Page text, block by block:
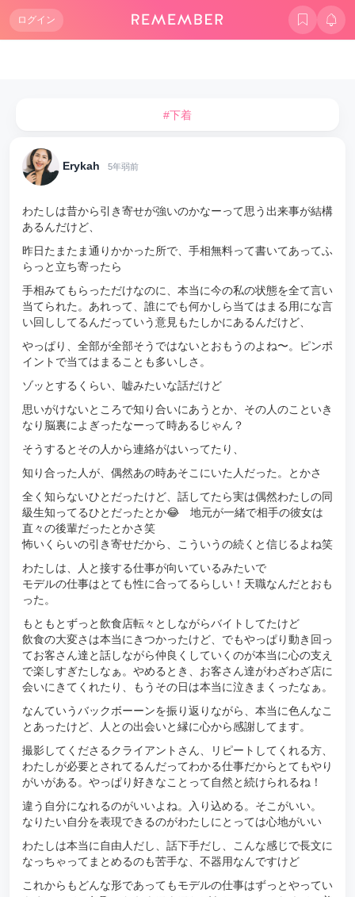
ログイン
#下着
Erykah 5年弱前
わたしは昔から引き寄せが強いのかなーって思う出来事が結構
あるんだけど、
昨日たまたま通りかかった所で、手相無料って書いてあってふ
らっと立ち寄ったら
手相みてもらっただけなのに、本当に今の私の状態を全て言い
当てられた。あれって、誰にでも何かしら当てはまる用にな言
い回ししてるんだっていう意見もたしかにあるんだけど、
やっぱり、全部が全部そうではないとおもうのよね〜。ピンポ
イントで当てはまることも多いしさ。
ゾッとするくらい、嘘みたいな話だけど
思いがけないところで知り合いにあうとか、その人のこといき
なり脳裏によぎったなーって時あるじゃん？
そうするとその人から連絡がはいってたり、
知り合った人が、偶然あの時あそこにいた人だった。とかさ
全く知らないひとだったけど、話してたら実は偶然わたしの同
級生知ってるひとだったとか😂 地元が一緒で相手の彼女は
直々の後輩だったとかさ笑
怖いくらいの引き寄せだから、こういうの続くと信じるよね笑
わたしは、人と接する仕事が向いているみたいで
モデルの仕事はとても性に合ってるらしい！天職なんだとおも
った。
もともとずっと飲食店転々としながらバイトしてたけど
飲食の大変さは本当にきつかったけど、でもやっぱり動き回っ
てお客さん達と話しながら仲良くしていくのが本当に心の支え
で楽しすぎたしなぁ。やめるとき、お客さん達がわざわざ店に
会いにきてくれたり、もうその日は本当に泣きまくったなぁ。
なんていうバックボーーンを振り返りながら、本当に色んなこ
とあったけど、人との出会いと縁に心から感謝してます。
撮影してくださるクライアントさん、リピートしてくれる方、
わたしが必要とされてるんだってわかる仕事だからとてもやり
がいがある。やっぱり好きなことって自然と続けられるね！
違う自分になれるのがいいよね。入り込める。そこがいい。
なりたい自分を表現できるのがわたしにとっては心地がいい
わたしは本当に自由人だし、話下手だし、こんな感じで長文に
なっちゃってまとめるのも苦手な、不器用なんですけど
これからもどんな形であってもモデルの仕事はずっとやってい